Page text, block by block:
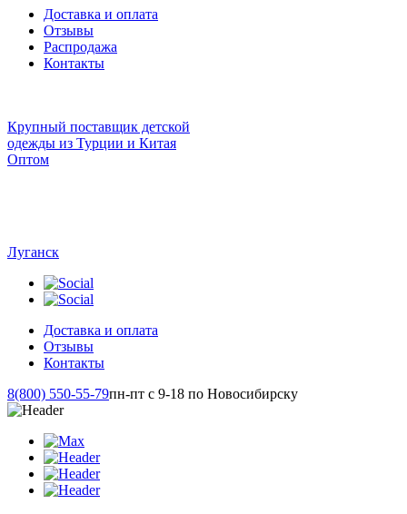
Доставка и оплата
Отзывы
Распродажа
Контакты
Крупный поставщик детской
одежды из Турции и Китая
Оптом
Луганск
Доставка и оплата
Отзывы
Контакты
8(800) 550-55-79пн-пт с 9-18 по Новосибирску